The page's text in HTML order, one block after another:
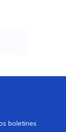
boletines